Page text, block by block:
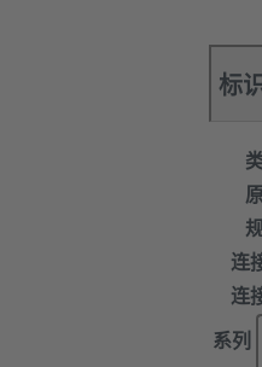
标
连
连
系列